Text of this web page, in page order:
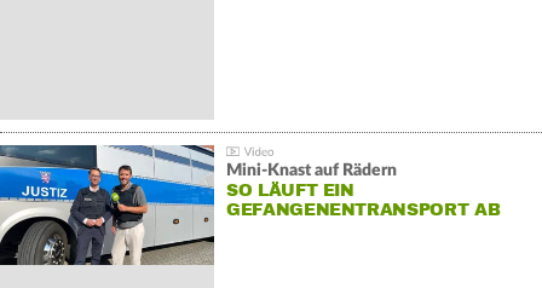
Mini-Knast auf Rädern
SO LÄUFT EIN
GEFANGENENTRANSPORT AB